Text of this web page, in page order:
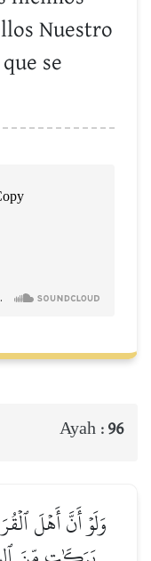
Nuestro
se
Ayah : 96
وَلَوۡ أَنَّ أَهۡلَ